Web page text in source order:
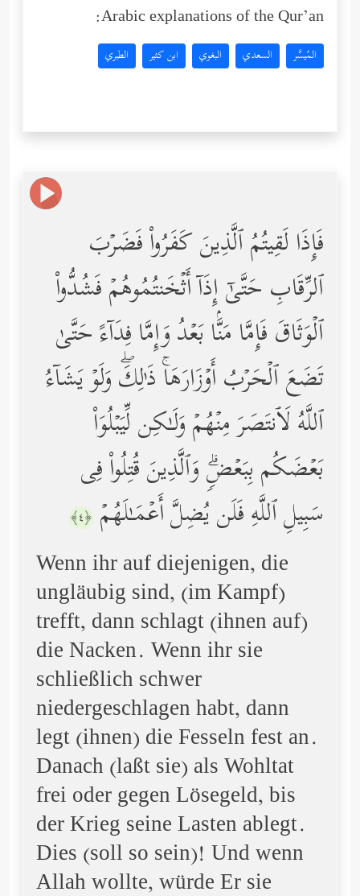
Arabic explanations of the Qur’an:
المُيسَّر السعدي البغوي ابن كثير الطبري
فَإِذَا لَقِیتُمُ ٱلَّذِینَ كَفَرُواْ فَضَرۡبَ
ٱلرِّقَابِ حَتَّىٰۤ إِذَاۤ أَثۡخَنتُمُوهُمۡ فَشُدُّواْ
ٱلۡوَثَاقَ فَإِمَّا مَنَّۢا بَعۡدُ وَإِمَّا فِدَاۤءً حَتَّىٰ
تَضَعَ ٱلۡحَرۡبُ أَوۡزَارَهَاۚ ذَ ٰ⁠لِكَۖ وَلَوۡ یَشَاۤءُ
ٱللَّهُ لَٱنتَصَرَ مِنۡهُمۡ وَلَـٰكِن لِّیَبۡلُوَاْ
بَعۡضَكُم بِبَعۡضࣲۗ وَٱلَّذِینَ قُتِلُواْ فِی
سَبِیلِ ٱللَّهِ فَلَن یُضِلَّ أَعۡمَـٰلَهُمۡ ﴿٤﴾
Wenn ihr auf diejenigen, die
ungläubig sind, (im Kampf)
trefft, dann schlagt (ihnen auf)
die Nacken. Wenn ihr sie
schließlich schwer
niedergeschlagen habt, dann
legt (ihnen) die Fesseln fest an.
Danach (laßt sie) als Wohltat
frei oder gegen Lösegeld, bis
der Krieg seine Lasten ablegt.
Dies (soll so sein)! Und wenn
Allah wollte, würde Er sie